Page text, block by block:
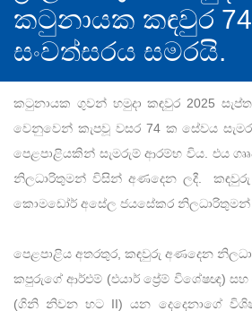
කටුනායක කඳවුර
සංවත්සරය සමරයි.
කටුනායක ගුවන් හමුදා කඳවුර 2025
වෙනුවෙන් කැපවූ වසර 74 ක සේවය
පෙළපාළියකින් සැමරුම් ආරම්භ විය. එය
නිලධාරිතුමන් විසින් අණදෙන ලදී. කඳවුරු
කොමඩෝර් අසේල ජයසේකර නිලධාරිතුමන්
පෙළපාළිය අතරතුර, කඳවුරු අණදෙන
කපුරුගේ ආර්එම් (එයාර් ප්‍රේම් විශේෂඥ)
(ගිනි නිවන භට II) යන දෙදෙනාගේ